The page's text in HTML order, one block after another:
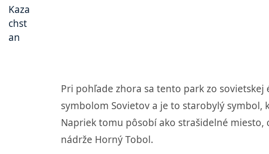
Pri pohľade zhora sa tento park zo
symbolom Sovietov a je to starobylý
Napriek tomu pôsobí ako strašidelné
nádrže Horný Tobol.